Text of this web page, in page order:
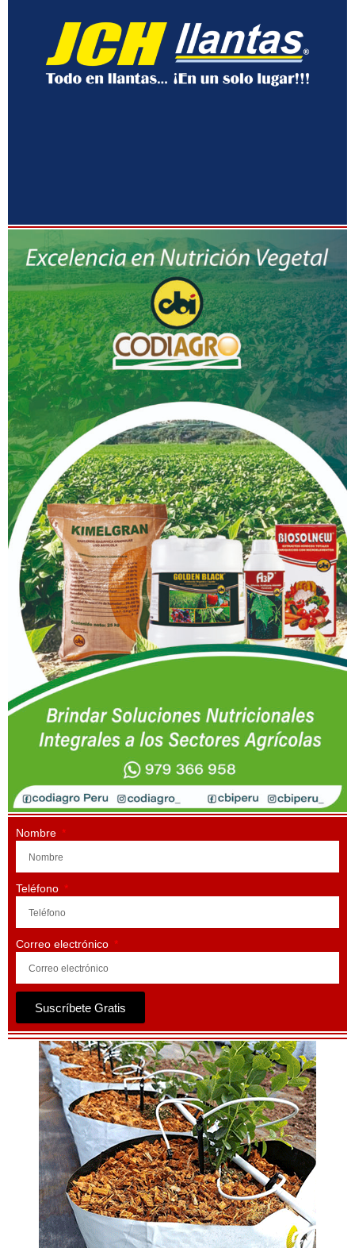
Nombre
Teléfono
Correo electrónico
Suscríbete Gratis